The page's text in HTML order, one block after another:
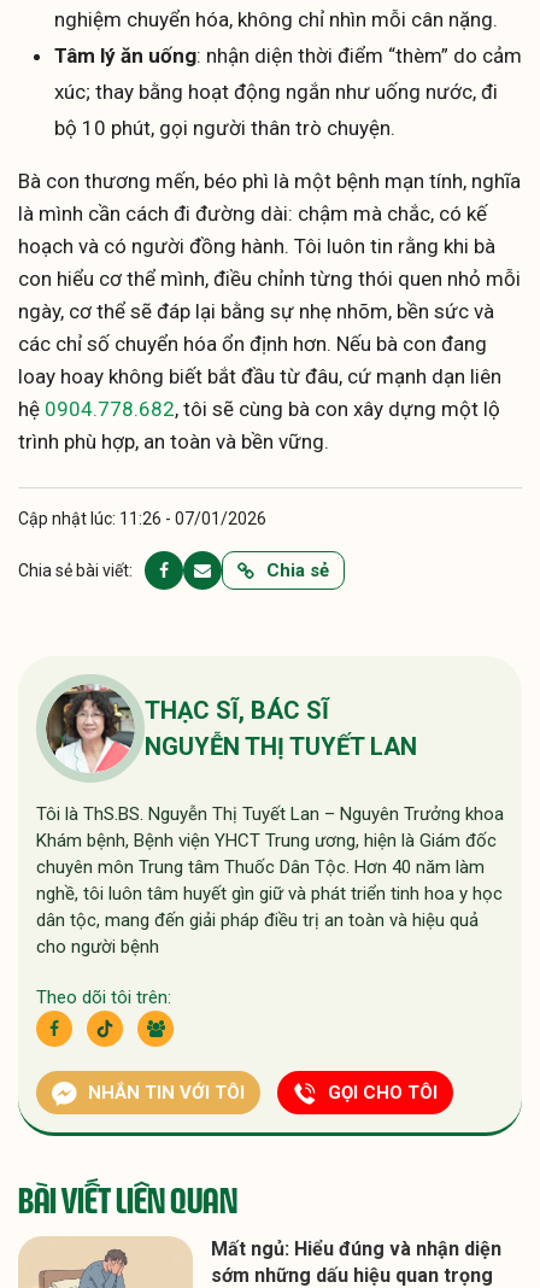
nghiệm chuyển hóa, không chỉ nhìn mỗi cân nặng.
Tâm lý ăn uống: nhận diện thời điểm “thèm” do cảm
xúc; thay bằng hoạt động ngắn như uống nước, đi
bộ 10 phút, gọi người thân trò chuyện.
Bà con thương mến, béo phì là một bệnh mạn tính, nghĩa
là mình cần cách đi đường dài: chậm mà chắc, có kế
hoạch và có người đồng hành. Tôi luôn tin rằng khi bà
con hiểu cơ thể mình, điều chỉnh từng thói quen nhỏ mỗi
ngày, cơ thể sẽ đáp lại bằng sự nhẹ nhõm, bền sức và
các chỉ số chuyển hóa ổn định hơn. Nếu bà con đang
loay hoay không biết bắt đầu từ đâu, cứ mạnh dạn liên
hệ 0904.778.682, tôi sẽ cùng bà con xây dựng một lộ
trình phù hợp, an toàn và bền vững.
Cập nhật lúc: 11:26 - 07/01/2026
Chia sẻ bài viết: Chia sẻ
THẠC SĨ, BÁC SĨ
NGUYỄN THỊ TUYẾT LAN
Tôi là ThS.BS. Nguyễn Thị Tuyết Lan – Nguyên Trưởng khoa
Khám bệnh, Bệnh viện YHCT Trung ương, hiện là Giám đốc
chuyên môn Trung tâm Thuốc Dân Tộc. Hơn 40 năm làm
nghề, tôi luôn tâm huyết gìn giữ và phát triển tinh hoa y học
dân tộc, mang đến giải pháp điều trị an toàn và hiệu quả
cho người bệnh
Theo dõi tôi trên:
NHẮN TIN VỚI TÔI GỌI CHO TÔI
BÀI VIẾT LIÊN QUAN
Mất ngủ: Hiểu đúng và nhận diện
sớm những dấu hiệu quan trọng